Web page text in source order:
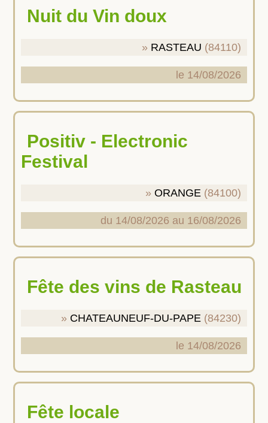
Nuit du Vin doux
RASTEAU (84110)
le 14/08/2026
Positiv - Electronic
Festival
ORANGE (84100)
du 14/08/2026 au 16/08/2026
Fête des vins de Rasteau
CHATEAUNEUF-DU-PAPE (84230)
le 14/08/2026
Fête locale